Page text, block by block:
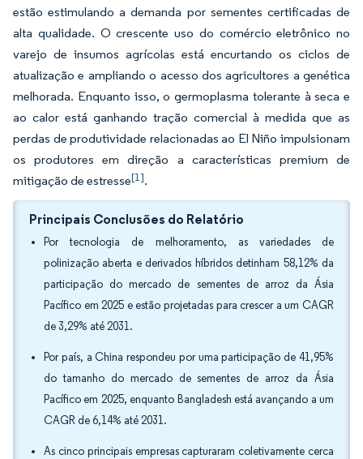
estão estimulando a demanda por sementes certificadas de
alta qualidade. O crescente uso do comércio eletrônico no
varejo de insumos agrícolas está encurtando os ciclos de
atualização e ampliando o acesso dos agricultores a genética
melhorada. Enquanto isso, o germoplasma tolerante à seca e
ao calor está ganhando tração comercial à medida que as
perdas de produtividade relacionadas ao El Niño impulsionam
os produtores em direção a características premium de
mitigação de estresse[1].
Principais Conclusões do Relatório
Por tecnologia de melhoramento, as variedades de
polinização aberta e derivados híbridos detinham 58,12% da
participação do mercado de sementes de arroz da Ásia
Pacífico em 2025 e estão projetadas para crescer a um CAGR
de 3,29% até 2031.
Por país, a China respondeu por uma participação de 41,95%
do tamanho do mercado de sementes de arroz da Ásia
Pacífico em 2025, enquanto Bangladesh está avançando a um
CAGR de 6,14% até 2031.
As cinco principais empresas capturaram coletivamente cerca